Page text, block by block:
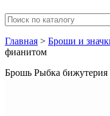
Главная > Броши и
фианитом
Брошь Рыбка